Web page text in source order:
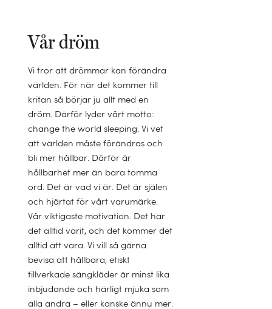
Vår dröm
Vi tror att drömmar kan förändra
världen. För när det kommer till
kritan så börjar ju allt med en
dröm. Därför lyder vårt motto:
change the world sleeping. Vi vet
att världen måste förändras och
bli mer hållbar. Därför är
hållbarhet mer än bara tomma
ord. Det är vad vi är. Det är själen
och hjärtat för vårt varumärke.
Vår viktigaste motivation. Det har
det alltid varit, och det kommer det
alltid att vara. Vi vill så gärna
bevisa att hållbara, etiskt
tillverkade sängkläder är minst lika
inbjudande och härligt mjuka som
alla andra – eller kanske ännu mer.